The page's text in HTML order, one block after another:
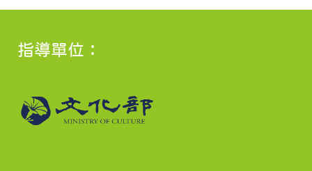
指導單位：